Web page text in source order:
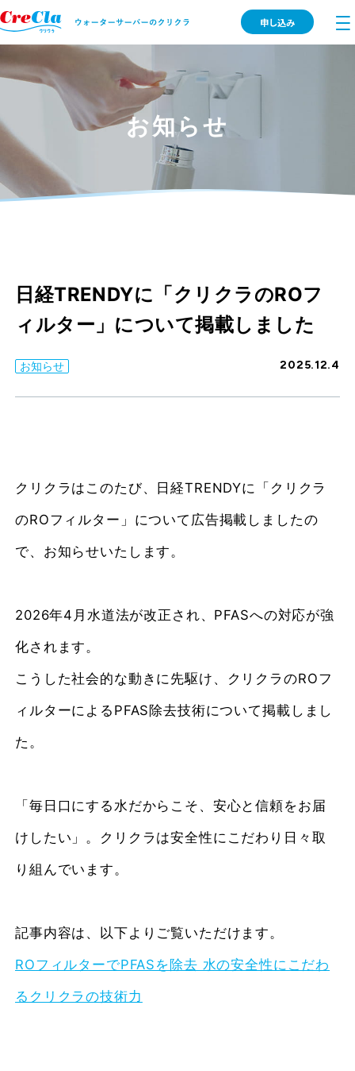
申し込み
お知らせ
日経TRENDYに「クリクラのROフ
ィルター」について掲載しました
お知らせ 2025.12.4
クリクラはこのたび、日経TRENDYに「クリクラ
のROフィルター」について広告掲載しましたの
で、お知らせいたします。
2026年4月水道法が改正され、PFASへの対応が強
化されます。
こうした社会的な動きに先駆け、クリクラのROフ
ィルターによるPFAS除去技術について掲載しまし
た。
「毎日口にする水だからこそ、安心と信頼をお届
けしたい」。クリクラは安全性にこだわり日々取
り組んでいます。
記事内容は、以下よりご覧いただけます。
ROフィルターでPFASを除去 水の安全性にこだわ
るクリクラの技術力